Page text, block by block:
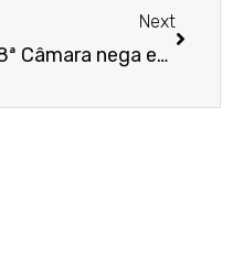
Next
8ª Câmara nega embargos de trabalhador que alegou uso de IA em julgamento